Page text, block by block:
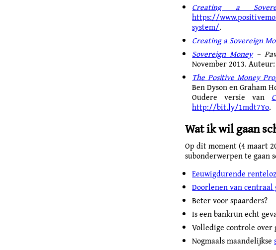
Creating a
https://
system/.
Creating a Sovereign
Sovereign Money–
November 2013.
The Positive Money
Ben Dyson en Graham
Oudere versie van
http://bit.ly/1mdt7Yo.
Wat ik wil gaan
Op dit moment (4 maart
subonderwerpen te gaan
Eeuwigdurende
Doorlenen van centraal
Beter voor spaarders?
Is een bankrun echt
Volledige controle over
Nogmaals maandelijkse